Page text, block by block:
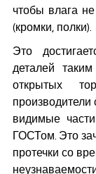
чтобы влага
(кромки, полки).
Это
деталей
открытых
производители
видимые
ГОСТом. Это
протечки со